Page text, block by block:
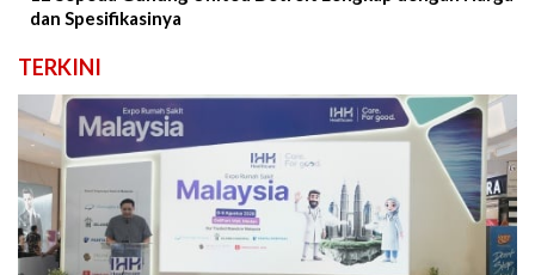
dan Spesifikasinya
TERKINI